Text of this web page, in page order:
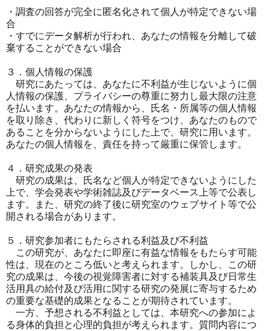
・調査の回答が完全に匿名化されて個人が特定できない場
合
・すでにデータ解析が行われ、あなたの情報を分離して破
棄するこ とができない場合
３．個人情報の保護
研究にあたっては、あなたに不利益が生じないように個
人情報の保護、プライバシーの尊重に努力し最大限の注意
を払います。あなたの情報から、
氏名・所属等の個人情報
を取り除き、代わりに新しく符号をつけ、あなたのもので
あることを分からないようにした上で、研究に用います。
あなたの個人情報を、責任を持って厳重に保管 します。
４．研究成果の発表
研究の成果は、氏名など個人が特定できないようにした
上で、学会発表や学術雑誌及びデータベース上等で公表し
ます。また、研究の終了後に研究室のウェブサイト等で公
開される場合があります。
５．研究参加者にもたらされる利益及び不利益
この研究が、あなたに即座に有益な情報をもたらす可能
性は、現在のところ低いと考えられます。しかし、この研
究の成果は、今後の視覚障害者に対する補装具及び日 常生
活用具の給付及び活用に関する研究の発展に寄与するため
の重要な基礎的成果と なることが期待されています。
一方、予想される不利益としては、本研究への参加によ
る身体的負担と心理的負担が考えられます。質問内容につ